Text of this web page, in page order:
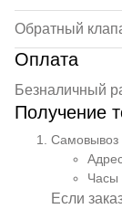
Обратный
Оплата
Безналичный
Получение
Самовывоз
Часы
Если